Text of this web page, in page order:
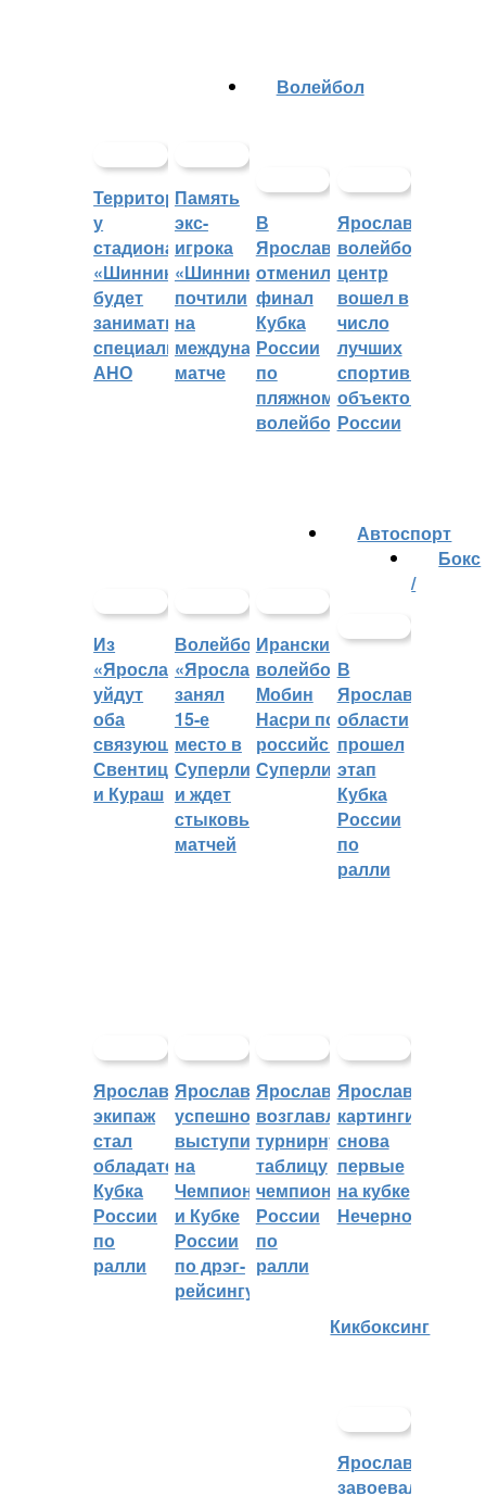
Территорией
у
стадиона
«Шинник»
будет
заниматься
специальное
АНО
Память
экс-
игрока
«Шинника»
почтили
на
международном
матче
Волейбол
В
Ярославле
отменили
финал
Кубка
России
по
пляжному
волейболу
Ярославский
волейбольный
центр
вошел в
число
лучших
спортивных
объектов
России
Из
«Ярославича»
уйдут
оба
связующих:
Свентицкис
и Кураш
Волейбольный
«Ярославич»
занял
15-е
место в
Суперлиге
и ждет
стыковых
матчей
Иранский
волейболист
Мобин
Насри покинет
российскую
Суперлигу
Автоспорт
В
Ярославской
области
прошел
этап
Кубка
России
по
ралли
Ярославский
экипаж
стал
обладателем
Кубка
России
по
ралли
Ярославцы
успешно
выступили
на
Чемпионате
и Кубке
России
по дрэг-
рейсингу
Ярославцы
возглавляют
турнирную
таблицу
чемпионата
России
по
ралли
Ярославские
картингисты
снова
первые
на кубке
Нечерноземья
Бокс
/
Кикбоксинг
Ярославцы
завоевали